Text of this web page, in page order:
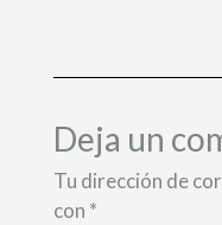
Deja un
Tu dirección de
con *